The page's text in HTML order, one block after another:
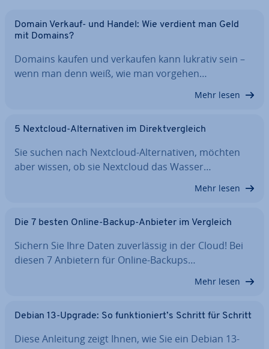
Domain Verkauf- und Handel: Wie verdient man Geld
mit Domains?
Domains kaufen und verkaufen kann lukrativ sein –
wenn man denn weiß, wie man vorgehen…
Mehr lesen
5 Nextcloud-Al­ter­na­ti­ven im Di­rekt­ver­gleich
Sie suchen nach Nextcloud-Al­ter­na­ti­ven, möchten
aber wissen, ob sie Nextcloud das Wasser…
Mehr lesen
Die 7 besten Online-Backup-Anbieter im Vergleich
Sichern Sie Ihre Daten zu­ver­läs­sig in der Cloud! Bei
diesen 7 Anbietern für Online-Backups…
Mehr lesen
Debian 13-Upgrade: So funk­tio­niert’s Schritt für Schritt
Diese Anleitung zeigt Ihnen, wie Sie ein Debian 13-